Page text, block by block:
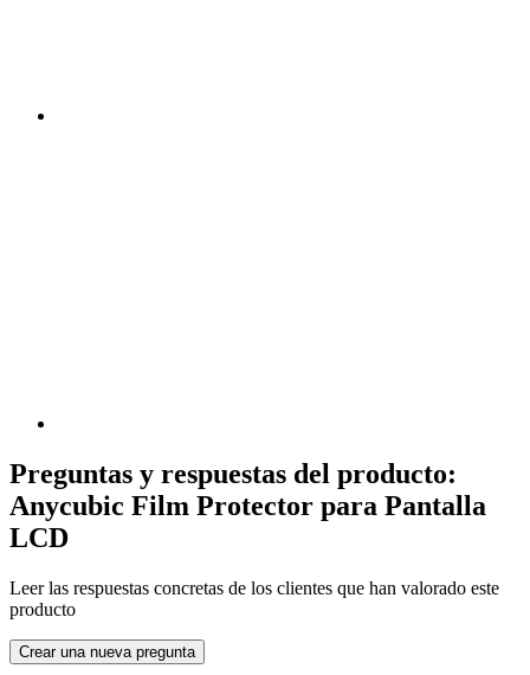
Preguntas y respuestas del producto:
Anycubic Film Protector para Pantalla
LCD
Leer las respuestas concretas de los clientes que han valorado este
producto
Crear una nueva pregunta